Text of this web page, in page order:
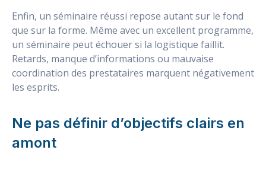
Enfin, un séminaire réussi repose autant sur le fond
que sur la forme. Même avec un excellent programme,
un séminaire peut échouer si la logistique faillit.
Retards, manque d’informations ou mauvaise
coordination des prestataires marquent négativement
les esprits.
Ne pas définir d’objectifs clairs en
amont